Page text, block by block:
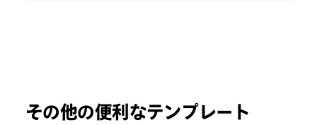
その他の便利なテンプレート